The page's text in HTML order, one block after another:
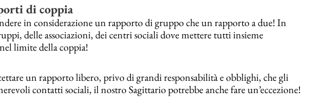
di coppia
in considerazione un rapporto di gruppo che un rapporto a due! In
delle associazioni, dei centri sociali dove mettere tutti insieme
limite della coppia!
un rapporto libero, privo di grandi responsabilità e obblighi, che gli
contatti sociali, il nostro Sagittario potrebbe anche fare un’eccezione!